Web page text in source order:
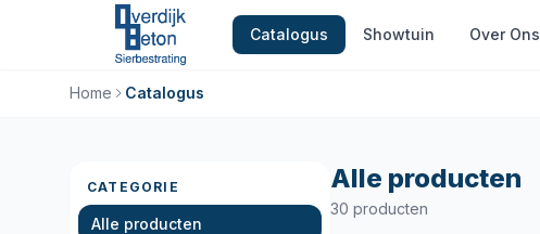
Catalogus Showtuin Over Ons
Home Catalogus
CATEGORIE
Alle producten
Alle producten
30 producten